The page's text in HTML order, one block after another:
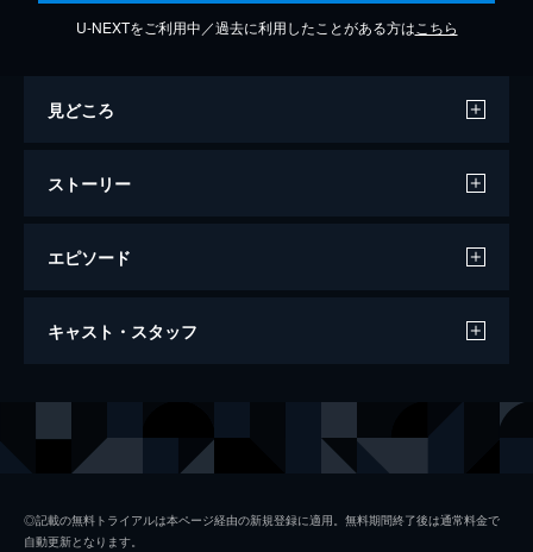
U-NEXTをご利用中／過去に利用したことがある方は こちら
見どころ
ストーリー
エピソード
新黄金孔雀城 七人の騎士・第一部
キャスト・スタッフ
◎記載の無料トライアルは本ページ経由の新規登録に適用。無料期間終了後は通常料金で
自動更新となります。